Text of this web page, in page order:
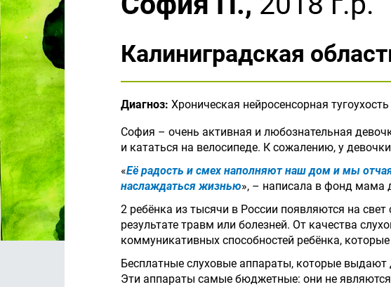
Калиниградская
Диагноз: Хроническая нейросенсорная
София – очень активная и любознательная
и кататься на велосипеде. К сожалению, у
«Её радость и смех наполняют наш дом и мы
наслаждаться жизнью», – написала в фонд мама
2 ребёнка из тысячи в России появляются на
результате травм или болезней. От качества
коммуникативных способностей ребёнка,
Бесплатные слуховые аппараты, которые
Эти аппараты самые бюджетные: они не